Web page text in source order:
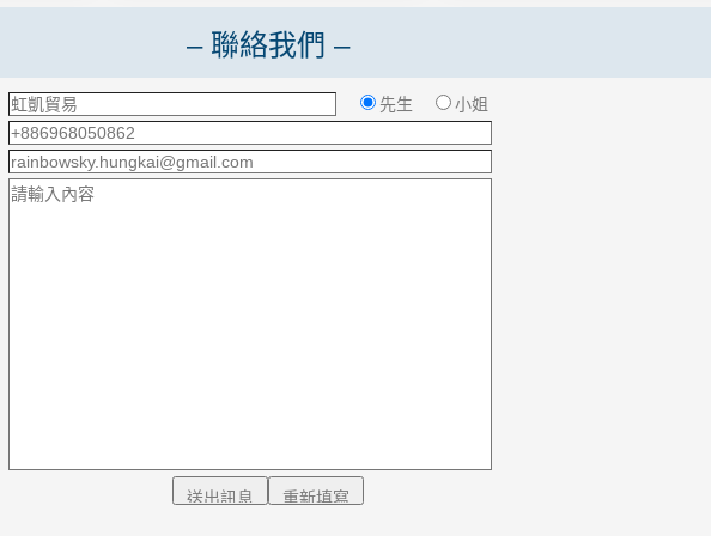
– 聯絡我們 –
先生
小姐